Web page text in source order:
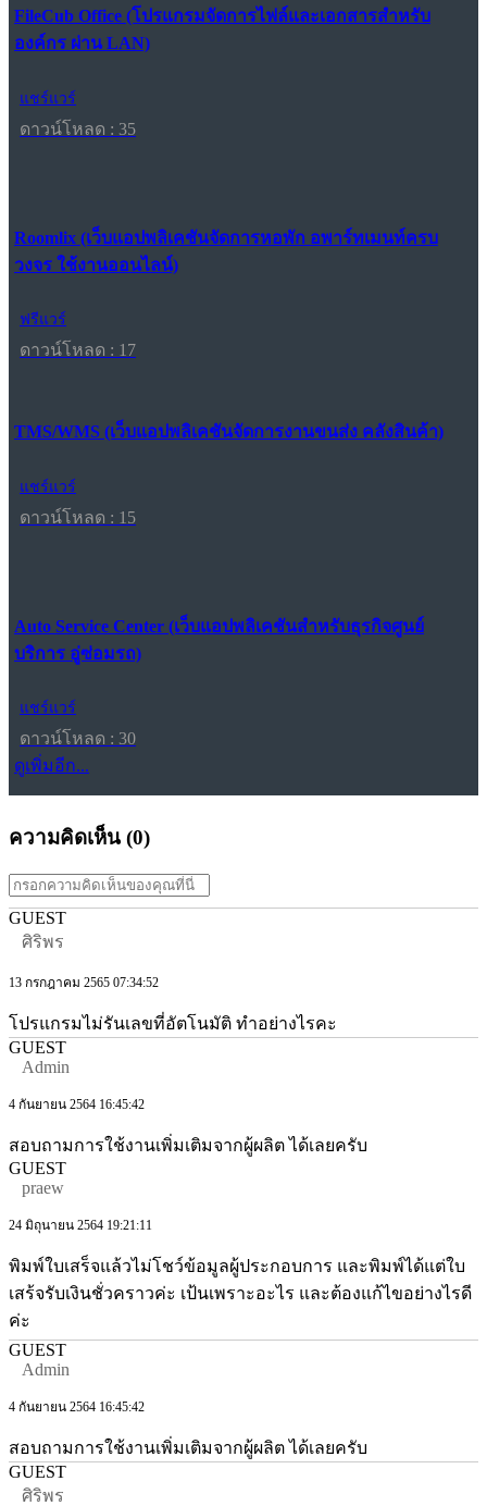
FileCub Office (โปรแกรมจัดการไฟล์และเอกสารสำหรับ
องค์กร ผ่าน LAN)
แชร์แวร์
ดาวน์โหลด : 35
Roomlix (เว็บแอปพลิเคชันจัดการหอพัก อพาร์ทเมนท์ครบ
วงจร ใช้งานออนไลน์)
ฟรีแวร์
ดาวน์โหลด : 17
TMS/WMS (เว็บแอปพลิเคชันจัดการงานขนส่ง คลังสินค้า)
แชร์แวร์
ดาวน์โหลด : 15
Auto Service Center (เว็บแอปพลิเคชันสำหรับธุรกิจศูนย์
บริการ อู่ซ่อมรถ)
แชร์แวร์
ดาวน์โหลด : 30
ดูเพิ่มอีก...
ความคิดเห็น (0)
GUEST
ศิริพร
13 กรกฎาคม 2565 07:34:52
โปรแกรมไม่รันเลขที่อัตโนมัติ ทำอย่างไรคะ
GUEST
Admin
4 กันยายน 2564 16:45:42
สอบถามการใช้งานเพิ่มเติมจากผู้ผลิต ได้เลยครับ
GUEST
praew
24 มิถุนายน 2564 19:21:11
พิมพ์ใบเสร็จแล้วไม่โชว์ข้อมูลผู้ประกอบการ และพิมพ์ได้แต่ใบ
เสร้จรับเงินชั่วคราวค่ะ เป้นเพราะอะไร และต้องแก้ไขอย่างไรดี
ค่ะ
GUEST
Admin
4 กันยายน 2564 16:45:42
สอบถามการใช้งานเพิ่มเติมจากผู้ผลิต ได้เลยครับ
GUEST
ศิริพร